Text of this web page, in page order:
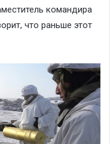
командира
что раньше этот